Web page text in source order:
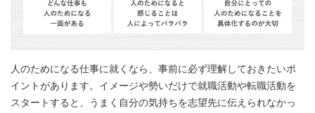
人のためになる仕事に就くなら、事前に必ず理解しておきたいポ
イントがあります。イメージや勢いだけで就職活動や転職活動を
スタートすると、うまく自分の気持ちを志望先に伝えられなかっ